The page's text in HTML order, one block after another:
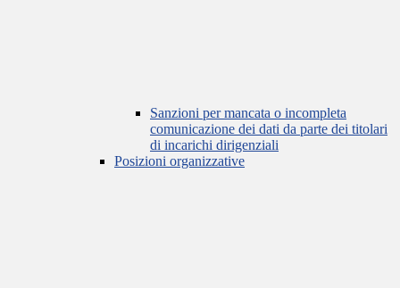
Sanzioni per mancata o incompleta
comunicazione dei dati da parte dei titolari
di incarichi dirigenziali
Posizioni organizzative